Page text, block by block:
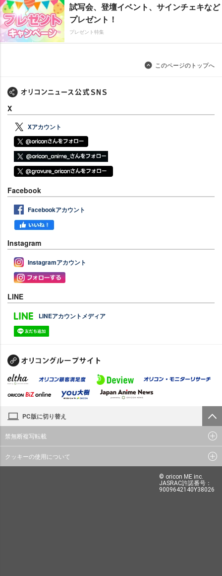
試写会、登壇イベント、サインチェキなど
プレゼント！
プレゼント特集
このページのトップへ
X
Xアカウント
Facebook
Facebookアカウント
Instagram
Instagramアカウント
LINE
LINEアカウントメディア
PC版に切り替え
禁無断複写転載
クッキーの使用について
© oricon ME inc.
JASRAC許諾番号：
9009642140Y38026